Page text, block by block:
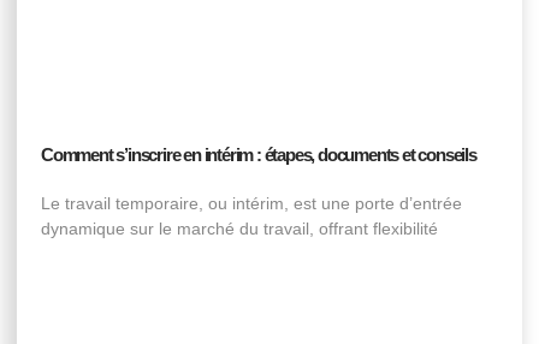
Comment s’inscrire en intérim : étapes, documents et conseils
Le travail temporaire, ou intérim, est une porte d’entrée
dynamique sur le marché du travail, offrant flexibilité